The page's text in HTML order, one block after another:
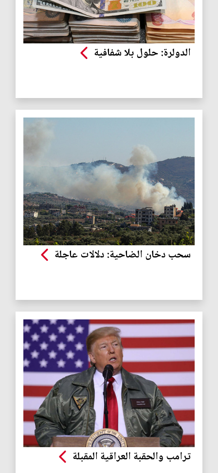
الدولرة: حلول بلا شفافية
سحب دخان الضاحية: دلالات عاجلة
ترامب والحقبة العراقية المقبلة